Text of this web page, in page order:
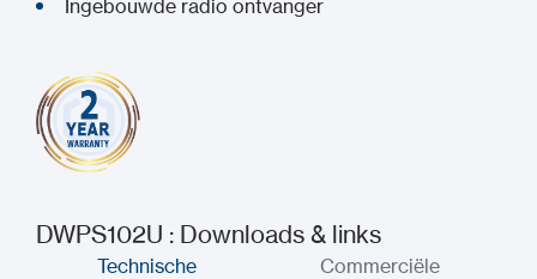
Ingebouwde radio ontvanger
DWPS102U : Downloads & links
Technische
Commerciële